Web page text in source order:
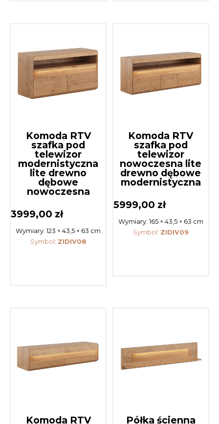
Komoda RTV
szafka pod
telewizor
modernistyczna
lite drewno
dębowe
nowoczesna
3999,00 zł
Wymiary:123 × 43,5 × 63 cm
Symbol: ZIDIV08
Komoda RTV
szafka pod
telewizor
nowoczesna lite
drewno dębowe
modernistyczna
5999,00 zł
Wymiary: 165 × 43,5 × 63 cm
Symbol: ZIDIV09
Komoda RTV Półka ścienna